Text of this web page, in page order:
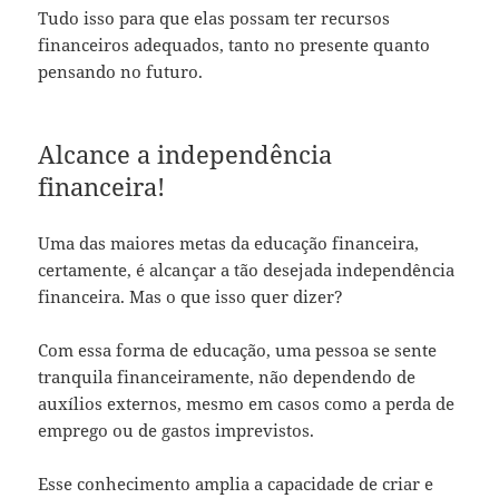
Tudo isso para que elas possam ter recursos
financeiros adequados, tanto no presente quanto
pensando no futuro.
Alcance a independência
financeira!
Uma das maiores metas da educação financeira,
certamente, é alcançar a tão desejada independência
financeira. Mas o que isso quer dizer?
Com essa forma de educação, uma pessoa se sente
tranquila financeiramente, não dependendo de
auxílios externos, mesmo em casos como a perda de
emprego ou de gastos imprevistos.
Esse conhecimento amplia a capacidade de criar e